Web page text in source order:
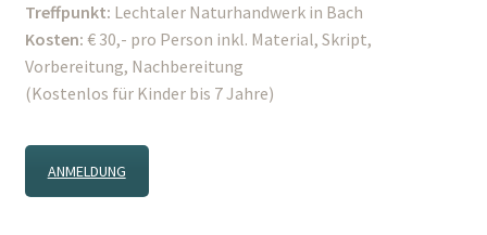
Treffpunkt: Lechtaler Naturhandwerk in Bach
Kosten: € 30,- pro Person inkl. Material, Skript,
Vorbereitung, Nachbereitung
(Kostenlos für Kinder bis 7 Jahre)
ANMELDUNG